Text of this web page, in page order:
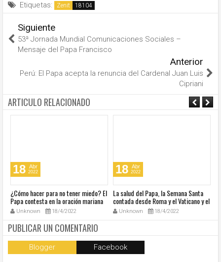
Etiquetas: Zenit
Siguiente
53ª Jornada Mundial Comunicaciones Sociales –
Mensaje del Papa Francisco
Anterior
Perú: El Papa acepta la renuncia del Cardenal Juan Luis
Cipriani
ARTICULO RELACIONADO
18 Abr
2022
¿Cómo hacer para no tener miedo? El
Papa contesta en la oración mariana
de este lunes en la Plaza de San
Pedro
Unknown 18/4/2022
18 Abr
2022
La salud del Papa, la Semana Santa
contada desde Roma y el Vaticano y el
resumen de noticias en audio
Unknown 18/4/2022
PUBLICAR UN COMENTARIO
Blogger Facebook